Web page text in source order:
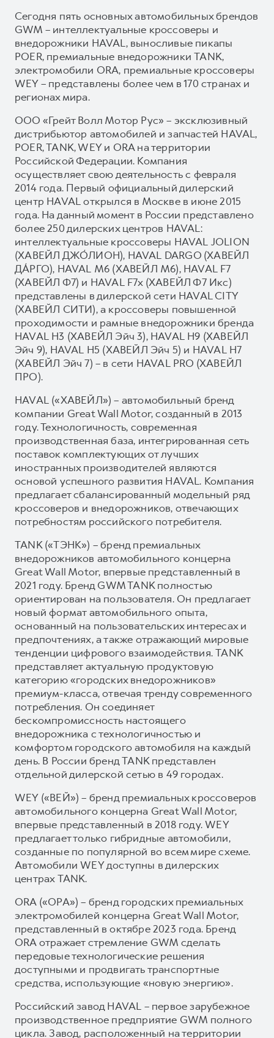
Сегодня пять основных автомобильных брендов
GWM – интеллектуальные кроссоверы и
внедорожники HAVAL, выносливые пикапы
POER, премиальные внедорожники TANK,
электромобили ORA, премиальные кроссоверы
WEY – представлены более чем в 170 странах и
регионах мира.
ООО «Грейт Волл Мотор Рус» – эксклюзивный
дистрибьютор автомобилей и запчастей HAVAL,
POER, TANK, WEY и ORA на территории
Российской Федерации. Компания
осуществляет свою деятельность с февраля
2014 года. Первый официальный дилерский
центр HAVAL открылся в Москве в июне 2015
года. На данный момент в России представлено
более 250 дилерских центров HAVAL:
интеллектуальные кроссоверы HAVAL JOLION
(ХАВЕЙЛ ДЖО́ЛИОН), HAVAL DARGO (ХАВЕЙЛ
ДА́РГО), HAVAL М6 (ХАВЕЙЛ M6), HAVAL F7
(ХАВЕЙЛ Ф7) и HAVAL F7x (ХАВЕЙЛ Ф7 Икс)
представлены в дилерской сети HAVAL CITY
(ХАВЕЙЛ СИТИ), а кроссоверы повышенной
проходимости и рамные внедорожники бренда
HAVAL H3 (ХАВЕЙЛ Эйч 3), HAVAL H9 (ХАВЕЙЛ
Эйч 9), HAVAL H5 (ХАВЕЙЛ Эйч 5) и HAVAL H7
(ХАВЕЙЛ Эйч 7) – в сети HAVAL PRO (ХАВЕЙЛ
ПРО).
HAVAL («ХАВЕЙЛ») – автомобильный бренд
компании Great Wall Motor, созданный в 2013
году. Технологичность, современная
производственная база, интегрированная сеть
поставок комплектующих от лучших
иностранных производителей являются
основой успешного развития HAVAL. Компания
предлагает сбалансированный модельный ряд
кроссоверов и внедорожников, отвечающих
потребностям российского потребителя.
TANK («ТЭНК») – бренд премиальных
внедорожников автомобильного концерна
Great Wall Motor, впервые представленный в
2021 году. Бренд GWM TANK полностью
ориентирован на пользователя. Он предлагает
новый формат автомобильного опыта,
основанный на пользовательских интересах и
предпочтениях, а также отражающий мировые
тенденции цифрового взаимодействия. TANK
представляет актуальную продуктовую
категорию «городских внедорожников»
премиум-класса, отвечая тренду современного
потребления. Он соединяет
бескомпромиссность настоящего
внедорожника с технологичностью и
комфортом городского автомобиля на каждый
день. В России бренд TANK представлен
отдельной дилерской сетью в 49 городах.
WEY («ВЕЙ») – бренд премиальных кроссоверов
автомобильного концерна Great Wall Motor,
впервые представленный в 2018 году. WEY
предлагает только гибридные автомобили,
созданные по популярной во всем мире схеме.
Автомобили WEY доступны в дилерских
центрах TANK.
ORA («ОРА») – бренд городских премиальных
электромобилей концерна Great Wall Motor,
представленный в октябре 2023 года. Бренд
ORA отражает стремление GWM сделать
передовые технологические решения
доступными и продвигать транспортные
средства, использующие «новую энергию».
Российский завод HAVAL – первое зарубежное
производственное предприятие GWM полного
цикла. Завод, расположенный на территории